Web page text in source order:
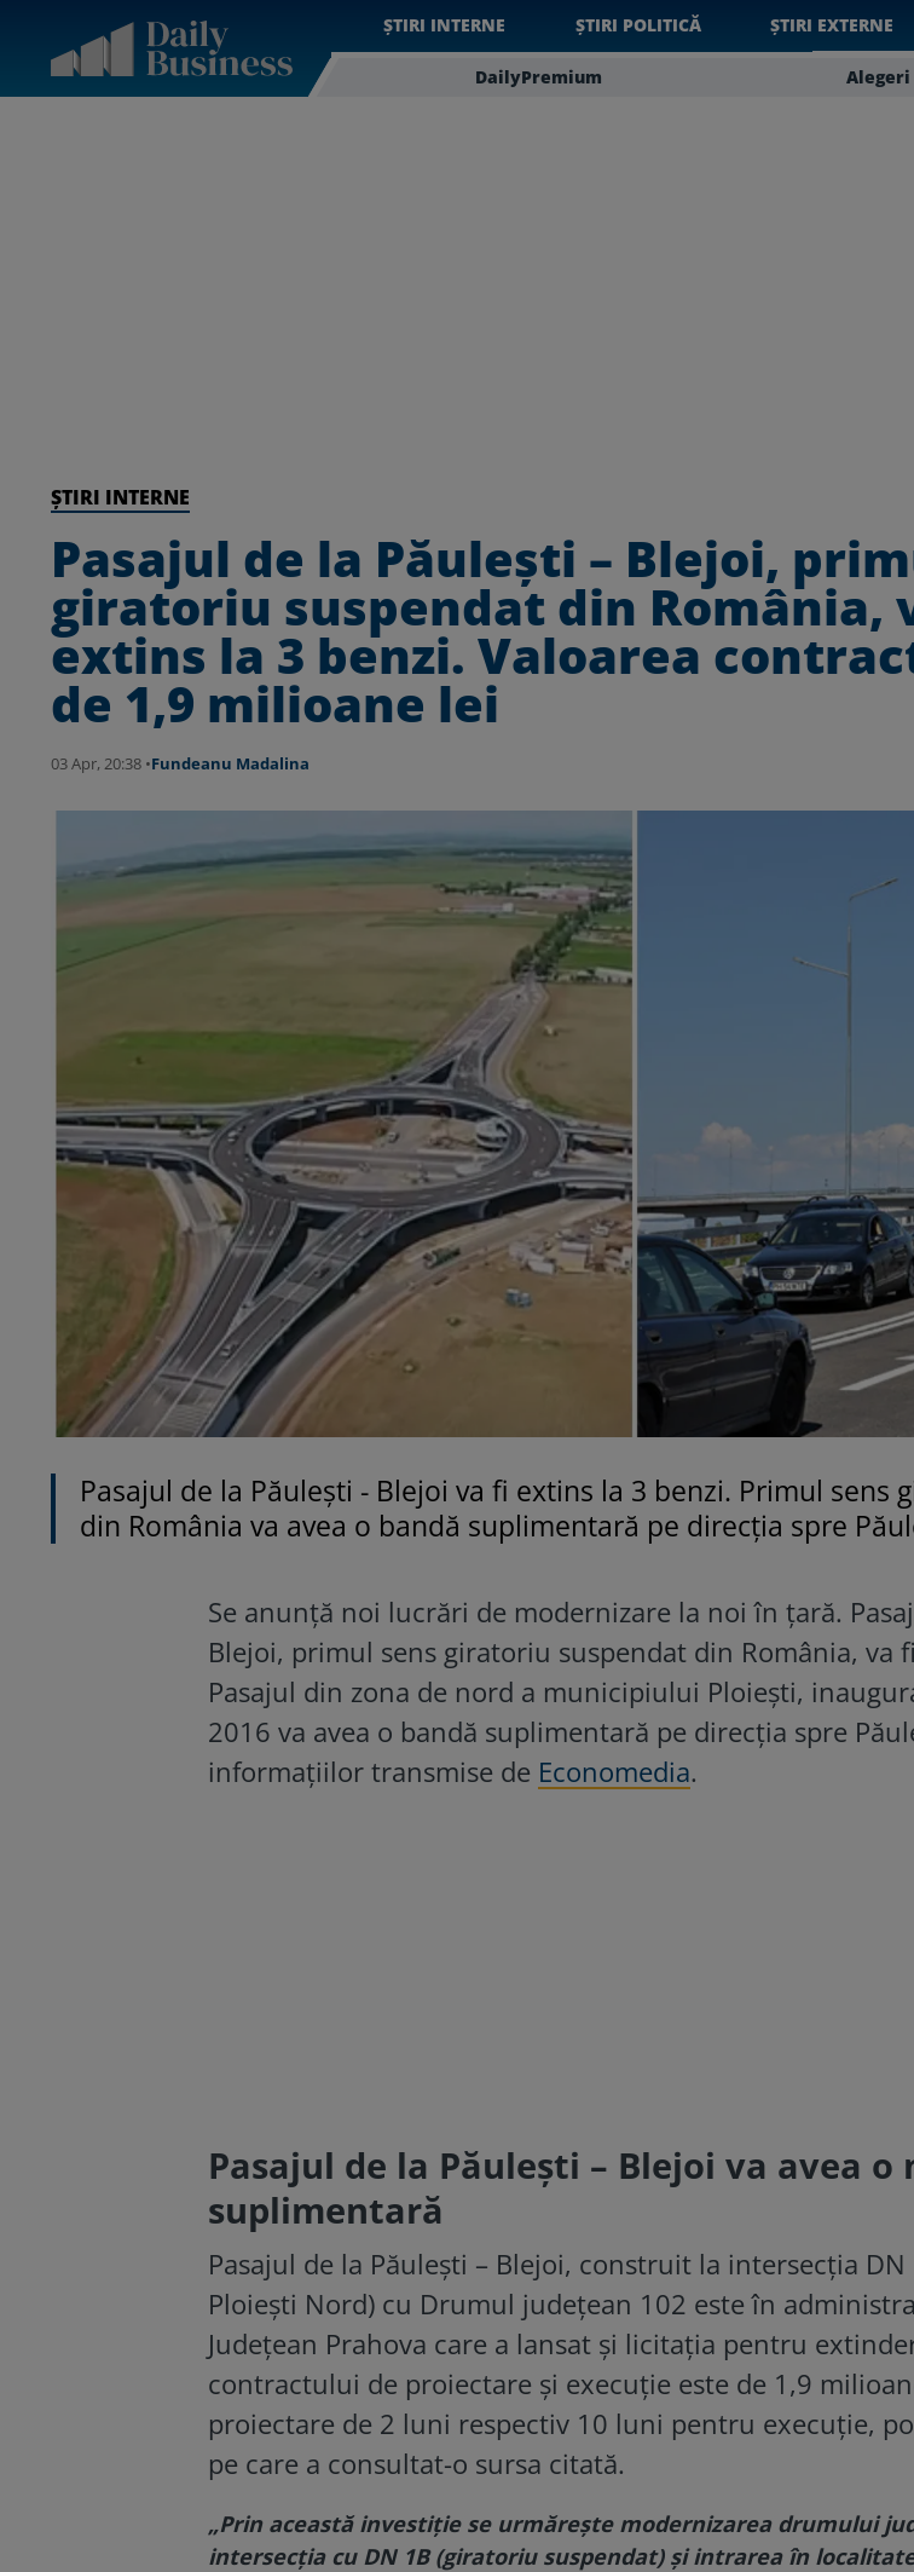
ȘTIRI INTERNE ȘTIRI POLITICĂ ȘTIRI EXTERNE
DailyPremium Alegeri
ȘTIRI INTERNE
Pasajul de la Păulești – Blejoi,
giratoriu suspendat din România,
extins la 3 benzi. Valoarea
de 1,9 milioane lei
03 Apr, 20:38 •Fundeanu Madalina
Pasajul de la Păulești - Blejoi va fi extins la 3 benzi. Primul sens
din România va avea o bandă suplimentară pe direcția spre
Se anunță noi lucrări de modernizare la noi în țară.
Blejoi, primul sens giratoriu suspendat din România, va
Pasajul din zona de nord a municipiului Ploiești,
2016 va avea o bandă suplimentară pe direcția spre
informațiilor transmise de Economedia.
Pasajul de la Păulești – Blejoi va avea o
suplimentară
Pasajul de la Păulești – Blejoi, construit la intersecția DN
Ploiești Nord) cu Drumul județean 102 este în
Județean Prahova care a lansat și licitația pentru
contractului de proiectare și execuție este de 1,9
proiectare de 2 luni respectiv 10 luni pentru execuție,
pe care a consultat-o sursa citată.
„Prin această investiţie se urmăreşte modernizarea drumului
intersecția cu DN 1B (giratoriu suspendat) și intrarea în